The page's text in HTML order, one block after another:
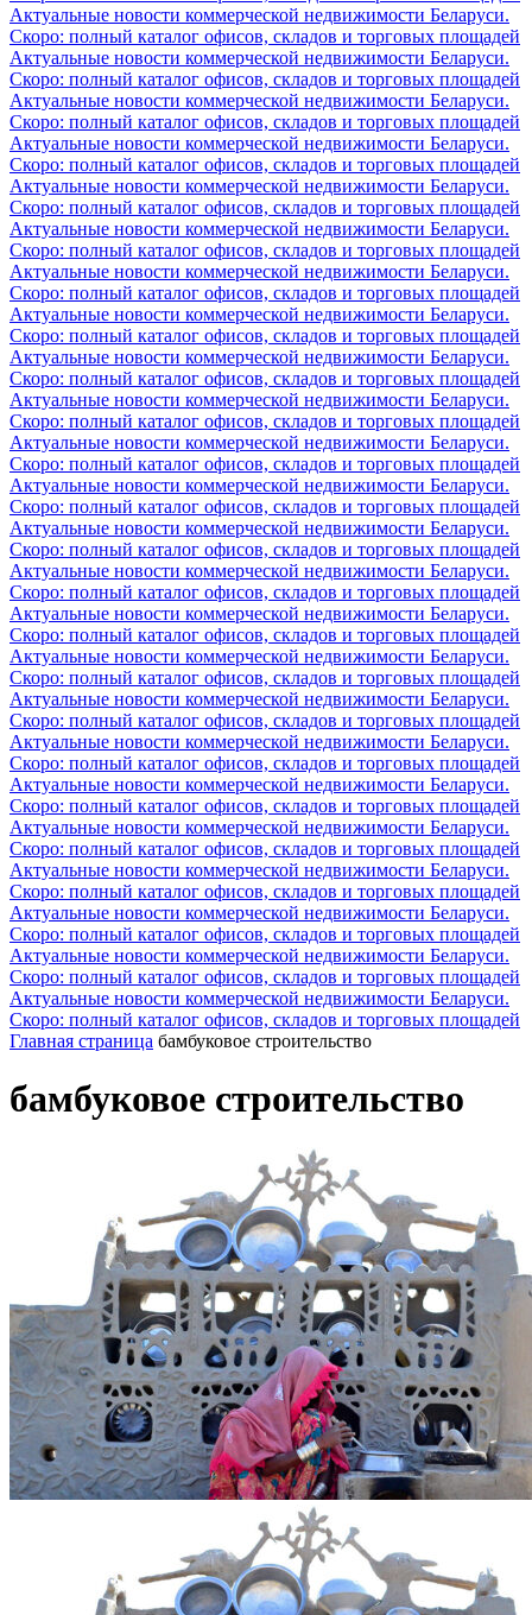
Актуальные новости коммерческой недвижимости Беларуси.
Скоро: полный каталог офисов, складов и торговых площадей
Актуальные новости коммерческой недвижимости Беларуси.
Скоро: полный каталог офисов, складов и торговых площадей
Актуальные новости коммерческой недвижимости Беларуси.
Скоро: полный каталог офисов, складов и торговых площадей
Актуальные новости коммерческой недвижимости Беларуси.
Скоро: полный каталог офисов, складов и торговых площадей
Актуальные новости коммерческой недвижимости Беларуси.
Скоро: полный каталог офисов, складов и торговых площадей
Актуальные новости коммерческой недвижимости Беларуси.
Скоро: полный каталог офисов, складов и торговых площадей
Актуальные новости коммерческой недвижимости Беларуси.
Скоро: полный каталог офисов, складов и торговых площадей
Актуальные новости коммерческой недвижимости Беларуси.
Скоро: полный каталог офисов, складов и торговых площадей
Актуальные новости коммерческой недвижимости Беларуси.
Скоро: полный каталог офисов, складов и торговых площадей
Актуальные новости коммерческой недвижимости Беларуси.
Скоро: полный каталог офисов, складов и торговых площадей
Актуальные новости коммерческой недвижимости Беларуси.
Скоро: полный каталог офисов, складов и торговых площадей
Актуальные новости коммерческой недвижимости Беларуси.
Скоро: полный каталог офисов, складов и торговых площадей
Актуальные новости коммерческой недвижимости Беларуси.
Скоро: полный каталог офисов, складов и торговых площадей
Актуальные новости коммерческой недвижимости Беларуси.
Скоро: полный каталог офисов, складов и торговых площадей
Актуальные новости коммерческой недвижимости Беларуси.
Скоро: полный каталог офисов, складов и торговых площадей
Актуальные новости коммерческой недвижимости Беларуси.
Скоро: полный каталог офисов, складов и торговых площадей
Актуальные новости коммерческой недвижимости Беларуси.
Скоро: полный каталог офисов, складов и торговых площадей
Актуальные новости коммерческой недвижимости Беларуси.
Скоро: полный каталог офисов, складов и торговых площадей
Актуальные новости коммерческой недвижимости Беларуси.
Скоро: полный каталог офисов, складов и торговых площадей
Актуальные новости коммерческой недвижимости Беларуси.
Скоро: полный каталог офисов, складов и торговых площадей
Актуальные новости коммерческой недвижимости Беларуси.
Скоро: полный каталог офисов, складов и торговых площадей
Актуальные новости коммерческой недвижимости Беларуси.
Скоро: полный каталог офисов, складов и торговых площадей
Актуальные новости коммерческой недвижимости Беларуси.
Скоро: полный каталог офисов, складов и торговых площадей
Актуальные новости коммерческой недвижимости Беларуси.
Скоро: полный каталог офисов, складов и торговых площадей
Главная страница бамбуковое строительство
бамбуковое строительство